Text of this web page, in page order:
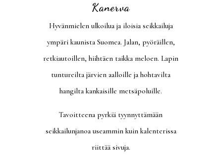
Kanerva
Hyvänmielen ulkoilua ja iloisia seikkailuja
ympäri kaunista Suomea. Jalan, pyöräillen,
retkiautoillen, hiihtäen taikka meloen. Lapin
tuntureilta järvien aalloille ja hohtavilta
hangilta kankaisille metsäpoluille.
Tavoitteena pyrkiä tyynnyttämään
seikkailunjanoa useammin kuin kalenterissa
riittää sivuja.